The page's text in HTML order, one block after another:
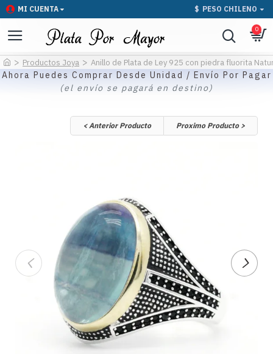
MI CUENTA $ PESO CHILENO
0
Productos Joya Anillo de Plata de Ley 925 con piedra fluorita
Ahora Puedes Comprar Desde Unidad / Envío Por Pagar
(el envío se pagará en destino)
< Anterior Producto Proximo Producto >